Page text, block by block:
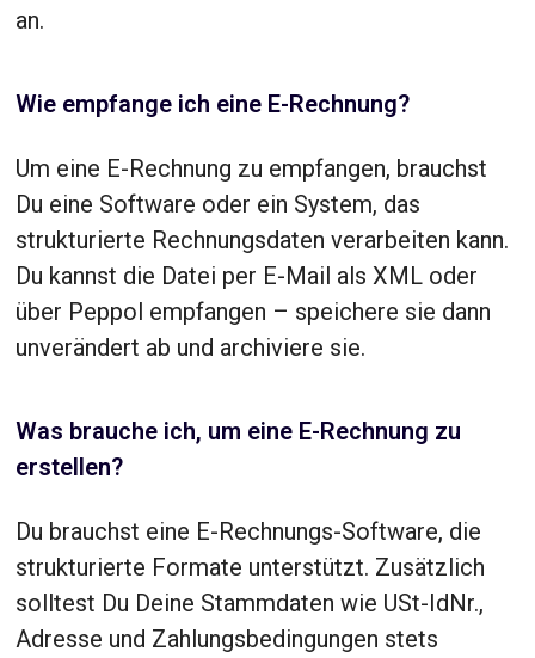
an.
Wie empfange ich eine E-Rechnung?
Um eine E-Rechnung zu empfangen, brauchst
Du eine Software oder ein System, das
strukturierte Rechnungsdaten verarbeiten kann.
Du kannst die Datei per E-Mail als XML oder
über Peppol empfangen – speichere sie dann
unverändert ab und archiviere sie.
Was brauche ich, um eine E-Rechnung zu
erstellen?
Du brauchst eine E-Rechnungs-Software, die
strukturierte Formate unterstützt. Zusätzlich
solltest Du Deine Stammdaten wie USt-IdNr.,
Adresse und Zahlungsbedingungen stets